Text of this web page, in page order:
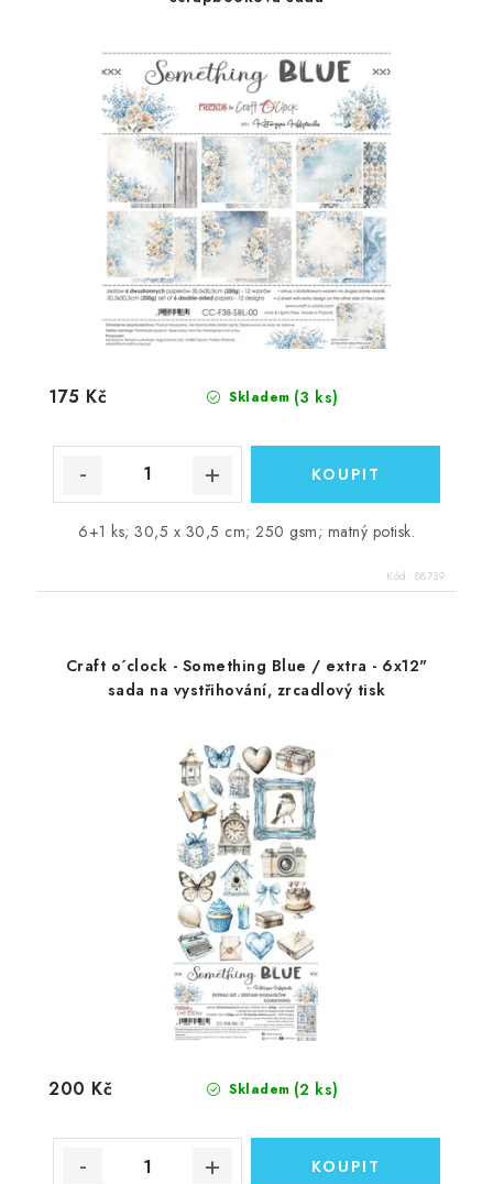
Skladem (3 ks)
175 Kč
6+1 ks; 30,5 x 30,5 cm; 250 gsm; matný potisk.
Kód: 88739
Craft o´clock - Something Blue / extra - 6x12"
sada na vystřihování, zrcadlový tisk
Skladem (2 ks)
200 Kč